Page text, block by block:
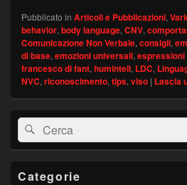
Pubblicato in Articoli e Pubblicazioni,
behavior, body language, CNV,
Comunicazione Non Verbale, consigli,
di base, emozioni universali,
francesco di fant, humintell, LDC,
NVC, riconoscimento, tips, viso | Lascia
Area
widget
barra
laterale
Cerca:Cerca
Categorie